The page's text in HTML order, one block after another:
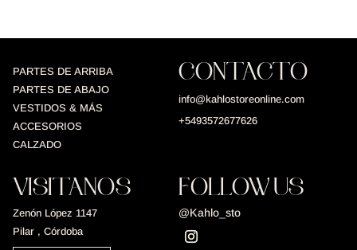
PARTES DE ARRIBA
PARTES DE ABAJO
VESTIDOS & MÁS
ACCESORIOS
CALZADO
CONTACTO
info@kahlostoreonline.com
+5493572677626
VISITANOS
Zenón López 1147
Pilar , Córdoba
FOLLOW US
@Kahlo_sto